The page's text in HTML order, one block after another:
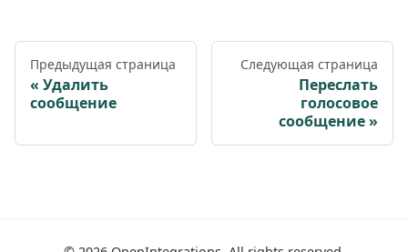
Предыдущая страница
Удалить
сообщение
Следующая страница
Переслать
голосовое
сообщение